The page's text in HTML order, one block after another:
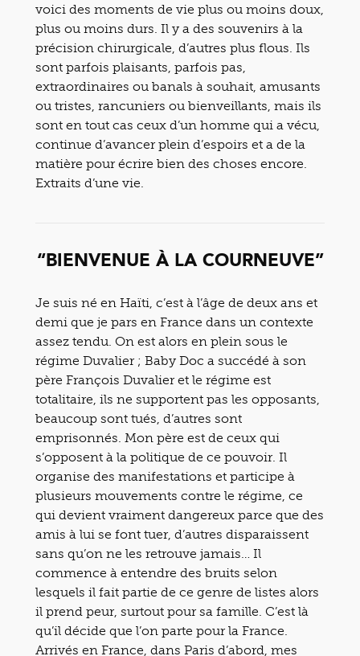
voici des moments de vie plus ou moins doux,
plus ou moins durs. Il y a des souvenirs à la
précision chirurgicale, d’autres plus flous. Ils
sont parfois plaisants, parfois pas,
extraordinaires ou banals à souhait, amusants
ou tristes, rancuniers ou bienveillants, mais ils
sont en tout cas ceux d’un homme qui a vécu,
continue d’avancer plein d’espoirs et a de la
matière pour écrire bien des choses encore.
Extraits d’une vie.
“BIENVENUE À LA COURNEUVE”
Je suis né en Haïti, c’est à l’âge de deux ans et
demi que je pars en France dans un contexte
assez tendu. On est alors en plein sous le
régime Duvalier ; Baby Doc a succédé à son
père François Duvalier et le régime est
totalitaire, ils ne supportent pas les opposants,
beaucoup sont tués, d’autres sont
emprisonnés. Mon père est de ceux qui
s’opposent à la politique de ce pouvoir. Il
organise des manifestations et participe à
plusieurs mouvements contre le régime, ce
qui devient vraiment dangereux parce que des
amis à lui se font tuer, d’autres disparaissent
sans qu’on ne les retrouve jamais… Il
commence à entendre des bruits selon
lesquels il fait partie de ce genre de listes alors
il prend peur, surtout pour sa famille. C’est là
qu’il décide que l’on parte pour la France.
Arrivés en France, dans Paris d’abord, mes